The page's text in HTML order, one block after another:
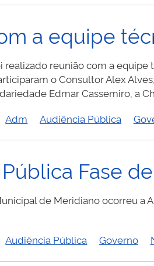
a equipe
realizado reunião com a
o Consultor Alex
Edmar Cassemiro, a
Adm Audiência Pública
Fase
de Meridiano ocorreu a
Audiência Pública Governo